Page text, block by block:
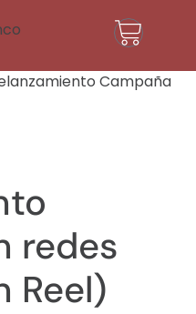
Campaña
redes
Reel)